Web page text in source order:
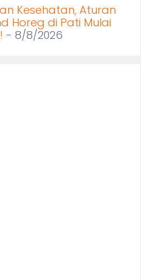
Kesehatan, Aturan
Horeg di Pati Mulai
- 8/8/2026